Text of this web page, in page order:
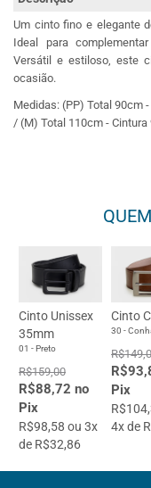
Um cinto fino e elegante
Ideal para
Versátil e estiloso, este
ocasião.
Medidas: (PP) Total 90cm
/ (M) Total 110cm -
Cinto Unissex
35mm
01 - Preto
R$159,00
R$88,72 no
Pix
R$98,58 ou 3x
de R$32,86
Cinto
30 -
Pix
4x de